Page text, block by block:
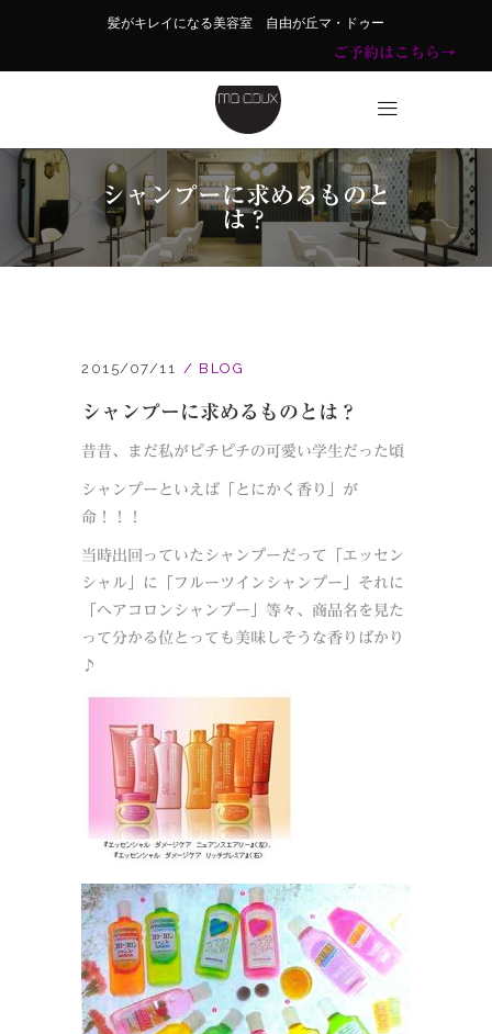
髪がキレイになる美容室 自由が丘マ・ドゥー
ご予約はこちら→
シャンプーに求めるものと
は？
2015/07/11 BLOG
シャンプーに求めるものとは？
昔昔、まだ私がピチピチの可愛い学生だった頃
シャンプーといえば「とにかく香り」が
命！！！
当時出回っていたシャンプーだって「エッセン
シャル」に「フルーツインシャンプー」それに
「ヘアコロンシャンプー」等々、商品名を見た
って分かる位とっても美味しそうな香りばかり
♪